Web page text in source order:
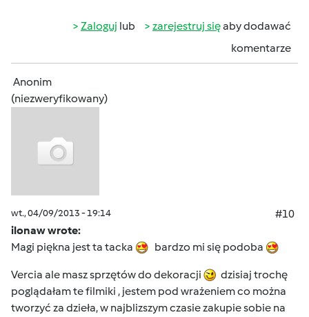
Zaloguj lub zarejestruj sięaby dodawać
komentarze
Anonim
(niezweryfikowany)
wt., 04/09/2013 - 19:14
#10
ilonaw wrote:
Magi piękna jest ta tacka
bardzo mi się podoba
Vercia ale masz sprzętów do dekoracji
dzisiaj trochę
poglądałam te filmiki , jestem pod wrażeniem co można
tworzyć za dzieła, w najblizszym czasie zakupie sobie na